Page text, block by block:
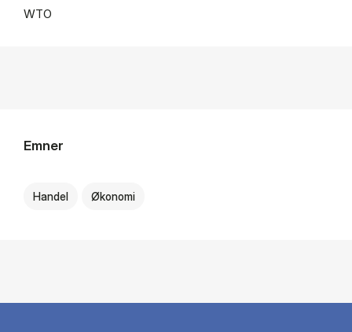
WTO
Emner
Handel Økonomi